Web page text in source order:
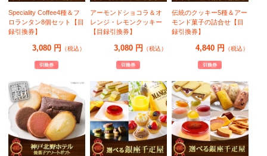
Speciality Coffee4種＆フ
ロランタン8個セット【目
録引換券】
3,080 円 （税込）
アーモンドショコラ＆オ
レンジ・レモンクッキー
【目録引換券】
3,080 円 （税込）
伝統のクッキー5種＆アー
モンド菓子の詰合せ【目
録引換券】
4,840 円 （税込）